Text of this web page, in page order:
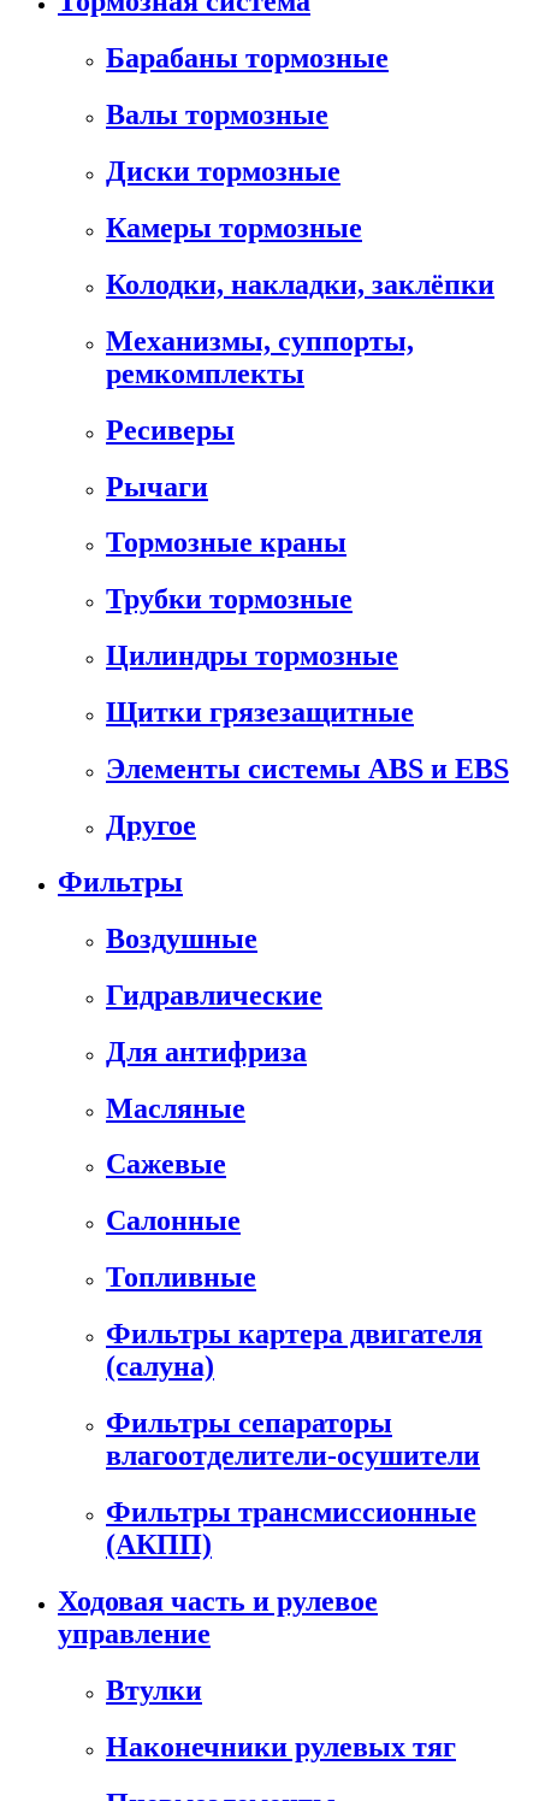
Барабаны тормозные
Валы тормозные
Диски тормозные
Камеры тормозные
Колодки, накладки, заклёпки
Механизмы, суппорты,
ремкомплекты
Ресиверы
Рычаги
Тормозные краны
Трубки тормозные
Цилиндры тормозные
Щитки грязезащитные
Элементы системы ABS и EBS
Другое
Фильтры
Воздушные
Гидравлические
Для антифриза
Масляные
Сажевые
Салонные
Топливные
Фильтры картера двигателя
(салуна)
Фильтры сепараторы
влагоотделители-осушители
Фильтры трансмиссионные
(АКПП)
Ходовая часть и рулевое
управление
Втулки
Наконечники рулевых тяг